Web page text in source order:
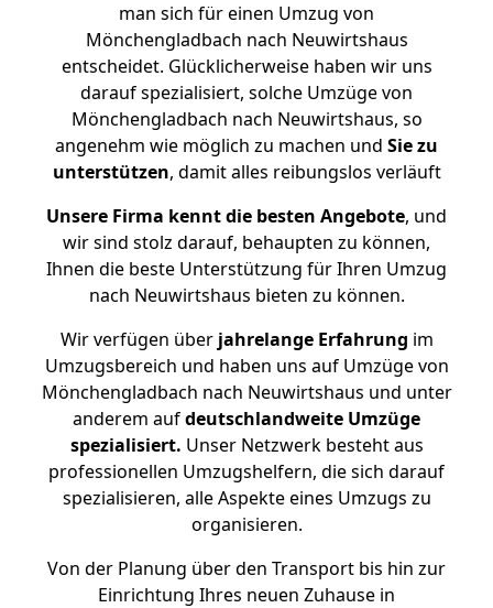
man sich für einen Umzug von
Mönchengladbach nach Neuwirtshaus
entscheidet. Glücklicherweise haben wir uns
darauf spezialisiert, solche Umzüge von
Mönchengladbach nach Neuwirtshaus, so
angenehm wie möglich zu machen und Sie zu
unterstützen, damit alles reibungslos verläuft
Unsere Firma kennt die besten Angebote, und
wir sind stolz darauf, behaupten zu können,
Ihnen die beste Unterstützung für Ihren Umzug
nach Neuwirtshaus bieten zu können.
Wir verfügen überjahrelange Erfahrung im
Umzugsbereich und haben uns auf Umzüge von
Mönchengladbach nach Neuwirtshaus und unter
anderem aufdeutschlandweite Umzüge
spezialisiert. Unser Netzwerk besteht aus
professionellen Umzugshelfern, die sich darauf
spezialisieren, alle Aspekte eines Umzugs zu
organisieren.
Von der Planung über den Transport bis hin zur
Einrichtung Ihres neuen Zuhause in